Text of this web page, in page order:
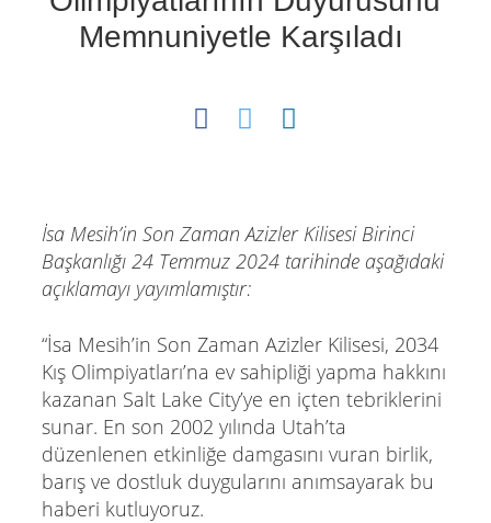
Memnuniyetle Karşıladı
İsa Mesih’in Son Zaman Azizler Kilisesi Birinci
Başkanlığı 24 Temmuz 2024 tarihinde aşağıdaki
açıklamayı yayımlamıştır:
“İsa Mesih’in Son Zaman Azizler Kilisesi, 2034
Kış Olimpiyatları’na ev sahipliği yapma hakkını
kazanan Salt Lake City’ye en içten tebriklerini
sunar. En son 2002 yılında Utah’ta
düzenlenen etkinliğe damgasını vuran birlik,
barış ve dostluk duygularını anımsayarak bu
haberi kutluyoruz.